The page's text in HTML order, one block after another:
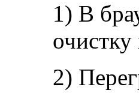
1) В
2)